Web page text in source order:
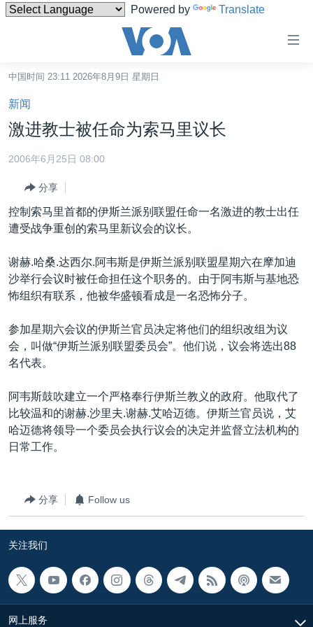
Powered by Translate
碍
链
接
跳
转
容
跳
到
导
航
到
中国
港澳
国际
印太
中东
非洲
美洲
全球议题
经济·金融·贸易
人权·法律·宗教
军事
劳工
环境
美中关系
热点专题
国会报道
美中关系
美国建国250周年
埃博拉疫情
美国之音专访
台海两岸关系
南中国海争端
关注西藏
关注新疆
GEN Z 看美国
VOA今日焦点
中文广播
关注我们
其他语言网站
中国时间 23:11 2026年8月9日 星期日
新闻
激进教士被任命为索马里议长
2006年6月25日 08:00
分享
控制索马里首都的伊斯兰派别联盟任命一名激进的教士出任
遭受战争重创的索马里新议会的议长。
谢赫.哈桑.达西尔.阿韦斯是伊斯兰派别联盟星期六在摩加迪
沙举行会议时被任命担任这个职务的。由于阿韦斯与基地恐
怖组织有联系，他被华盛顿看成是一名恐怖分子。
参加星期六会议的伊斯兰官员决定将他们的组织改组为议
会，叫做“伊斯兰派别联盟委员会”。他们说，议会将选出88
名代表。
阿韦斯鼓吹建立一个严格奉行伊斯兰教义的政府。他取代了
比较温和的谢赫.沙里夫.谢赫.艾哈迈德。伊斯兰官员说，艾
哈迈德将领导一个委员会执行议会的决定并监督立法机构的
日常工作。
分享 Follow us
关注我们
网上服务